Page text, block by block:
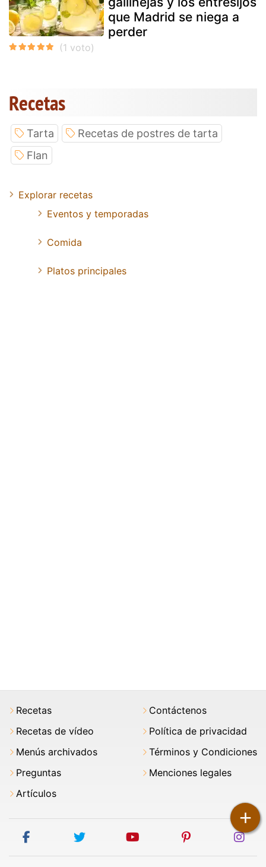
+
que Madrid se niega a
perder
Recetas
Tarta
Recetas de postres de tarta
Flan
Explorar recetas
Eventos y temporadas
Comida
Platos principales
Recetas
Recetas de vídeo
Menús archivados
Preguntas
Artículos
Contáctenos
Política de privacidad
Términos y Condiciones
Menciones legales
facebook twitter youtube pinterest